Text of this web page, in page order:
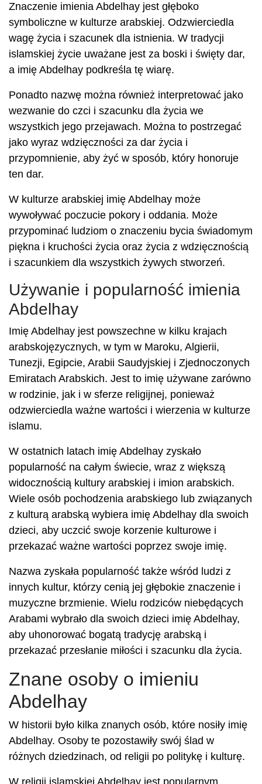
Znaczenie imienia Abdelhay jest głęboko
symboliczne w kulturze arabskiej. Odzwierciedla
wagę życia i szacunek dla istnienia. W tradycji
islamskiej życie uważane jest za boski i święty dar,
a imię Abdelhay podkreśla tę wiarę.
Ponadto nazwę można również interpretować jako
wezwanie do czci i szacunku dla życia we
wszystkich jego przejawach. Można to postrzegać
jako wyraz wdzięczności za dar życia i
przypomnienie, aby żyć w sposób, który honoruje
ten dar.
W kulturze arabskiej imię Abdelhay może
wywoływać poczucie pokory i oddania. Może
przypominać ludziom o znaczeniu bycia świadomym
piękna i kruchości życia oraz życia z wdzięcznością
i szacunkiem dla wszystkich żywych stworzeń.
Używanie i popularność imienia
Abdelhay
Imię Abdelhay jest powszechne w kilku krajach
arabskojęzycznych, w tym w Maroku, Algierii,
Tunezji, Egipcie, Arabii Saudyjskiej i Zjednoczonych
Emiratach Arabskich. Jest to imię używane zarówno
w rodzinie, jak i w sferze religijnej, ponieważ
odzwierciedla ważne wartości i wierzenia w kulturze
islamu.
W ostatnich latach imię Abdelhay zyskało
popularność na całym świecie, wraz z większą
widocznością kultury arabskiej i imion arabskich.
Wiele osób pochodzenia arabskiego lub związanych
z kulturą arabską wybiera imię Abdelhay dla swoich
dzieci, aby uczcić swoje korzenie kulturowe i
przekazać ważne wartości poprzez swoje imię.
Nazwa zyskała popularność także wśród ludzi z
innych kultur, którzy cenią jej głębokie znaczenie i
muzyczne brzmienie. Wielu rodziców niebędących
Arabami wybrało dla swoich dzieci imię Abdelhay,
aby uhonorować bogatą tradycję arabską i
przekazać przesłanie miłości i szacunku dla życia.
Znane osoby o imieniu
Abdelhay
W historii było kilka znanych osób, które nosiły imię
Abdelhay. Osoby te pozostawiły swój ślad w
różnych dziedzinach, od religii po politykę i kulturę.
W religii islamskiej Abdelhay jest popularnym